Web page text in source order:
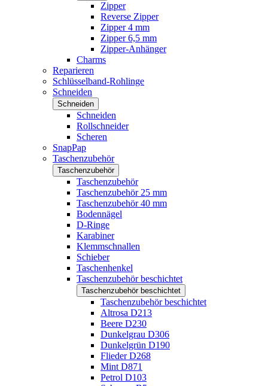
Zipper
Reverse Zipper
Zipper 4 mm
Zipper 6,5 mm
Zipper-Anhänger
Charms
Reparieren
Schlüsselband-Rohlinge
Schneiden
Schneiden
Schneiden
Rollschneider
Scheren
SnapPap
Taschenzubehör
Taschenzubehör
Taschenzubehör
Taschenzubehör 25 mm
Taschenzubehör 40 mm
Bodennägel
D-Ringe
Karabiner
Klemmschnallen
Schieber
Taschenhenkel
Taschenzubehör beschichtet
Taschenzubehör beschichtet
Taschenzubehör beschichtet
Altrosa D213
Beere D230
Dunkelgrau D306
Dunkelgrün D190
Flieder D268
Mint D871
Petrol D103